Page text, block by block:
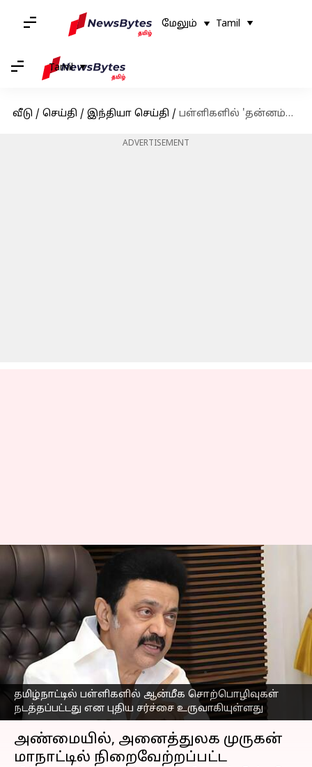
மேலும் Tamil
Tamil
வீடு / செய்தி / இந்தியா செய்தி / பள்ளிகளில் 'தன்னம்பிக்கை' சொற்பொழிவு; முதல்வர் ஸ்டாலின் பிறப்பித்த அதிரடி உத்தரவு
ADVERTISEMENT
தமிழ்நாட்டில் பள்ளிகளில் ஆன்மீக சொற்பொழிவுகள்
நடத்தப்பட்டது என புதிய சர்ச்சை உருவாகியுள்ளது
பள்ளிகளில்
'தன்னம்பிக்கை'
சொற்பொழிவு; முதல்வர்
ஸ்டாலின் பிறப்பித்த
அதிரடி உத்தரவு
எழுதியவர் Venkatalakshmi V Sep 06, 2024 01:09 pm
செய்தி முன்னோட்டம்
அண்மையில், அனைத்துலக முருகன்
மாநாட்டில் நிறைவேற்றப்பட்ட